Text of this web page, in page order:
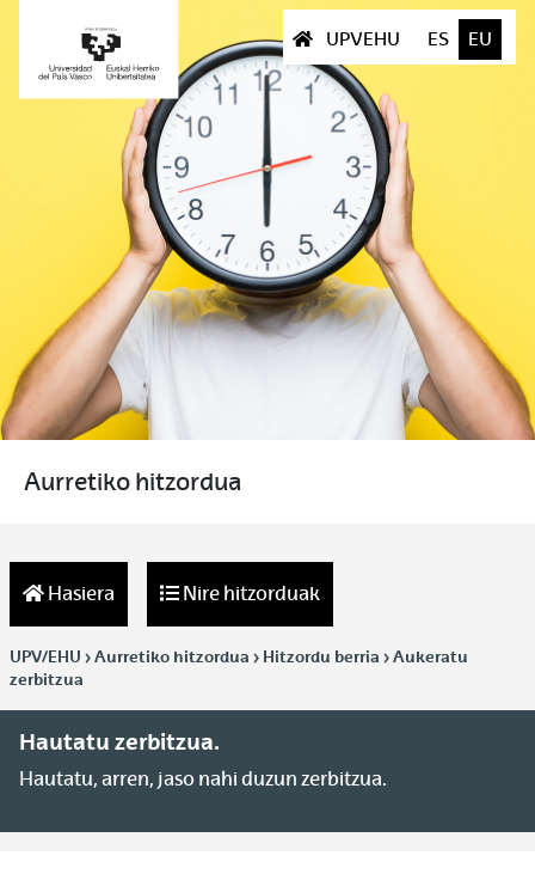
UPVEHU ES EU
Aurretiko hitzordua
Hasiera Nire hitzorduak
UPV/EHU > Aurretiko hitzordua > Hitzordu berria > Aukeratu
zerbitzua
Hautatu zerbitzua.
Hautatu, arren, jaso nahi duzun zerbitzua.